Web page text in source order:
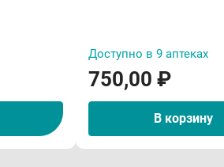
Доступно в 9 аптеках
750,00 ₽
В корзину